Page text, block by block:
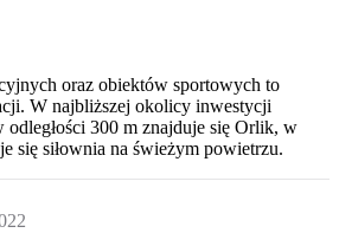
oraz obiektów sportowych to
W najbliższej okolicy inwestycji
odległości 300 m znajduje się Orlik, w
się siłownia na świeżym powietrzu.